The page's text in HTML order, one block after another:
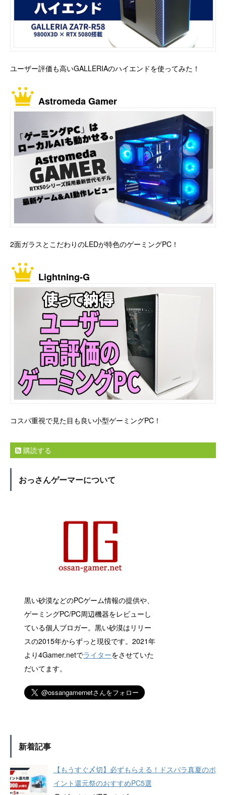
ユーザー評価も高いGALLERIAのハイエンドを使ってみた！
Astromeda Gamer
2面ガラスとこだわりのLEDが特色のゲーミングPC！
Lightning-G
コスパ重視で見た目も良い小型ゲーミングPC！
購読する
おっさんゲーマーについて
黒い砂漠などのPCゲーム情報の提供や、
ゲーミングPC/PC周辺機器をレビューし
ている個人ブロガー。黒い砂漠はリリー
スの2015年からずっと現役です。2021年
より4Gamer.netでライターをさせていた
だいてます。
新着記事
【もうすぐ〆切】必ずもらえる！ドスパラ真夏のポ
イント還元祭のおすすめPC5選